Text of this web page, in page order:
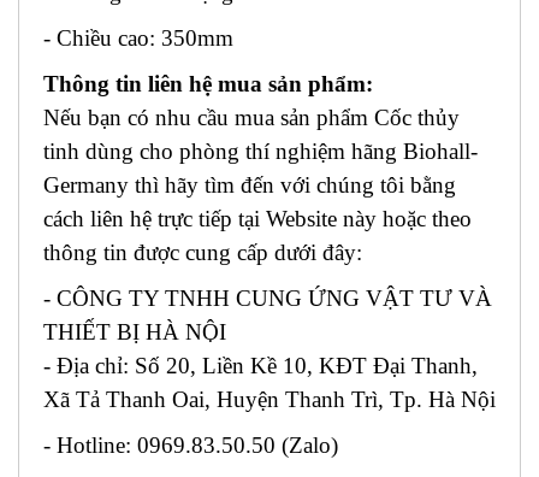
- Chiều cao: 350mm
Thông tin liên hệ mua sản phẩm:
Nếu bạn có nhu cầu mua sản phẩm Cốc thủy
tinh dùng cho phòng thí nghiệm hãng Biohall-
Germany thì hãy tìm đến với chúng tôi bằng
cách liên hệ trực tiếp tại Website này hoặc theo
thông tin được cung cấp dưới đây:
- CÔNG TY TNHH CUNG ỨNG VẬT TƯ VÀ
THIẾT BỊ HÀ NỘI
- Địa chỉ: Số 20, Liền Kề 10, KĐT Đại Thanh,
Xã Tả Thanh Oai, Huyện Thanh Trì, Tp. Hà Nội
- Hotline: 0969.83.50.50 (Zalo)